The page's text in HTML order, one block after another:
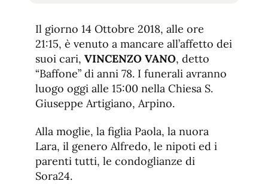
de
fuente
de
fuente.
Il giorno 14 Ottobre 2018, alle ore
21:15, è venuto a mancare all’affetto dei
suoi cari, VINCENZO VANO, detto
“Baffone” di anni 78. I funerali avranno
luogo oggi alle 15:00 nella Chiesa S.
Giuseppe Artigiano, Arpino.
Alla moglie, la figlia Paola, la nuora
Lara, il genero Alfredo, le nipoti ed i
parenti tutti, le condoglianze di
Sora24.